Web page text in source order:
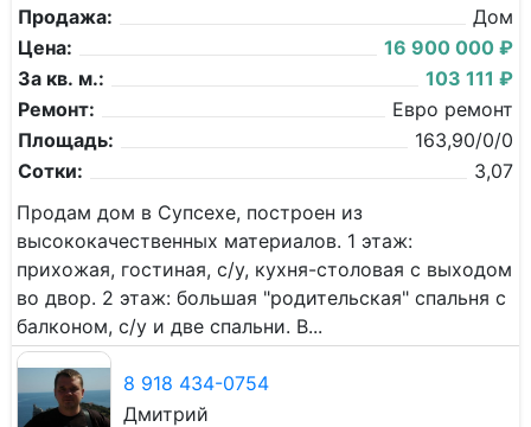
Продажа:
Дом
Цена:
16 900 000 ₽
За кв. м.:
103 111 ₽
Ремонт:
Евро ремонт
Площадь:
163,90/0/0
Сотки:
3,07
Продам дом в Супсехе, построен из
высококачественных материалов. 1 этаж:
прихожая, гостиная, с/у, кухня-столовая с выходом
во двор. 2 этаж: большая "родительская" спальня с
балконом, с/у и две спальни. В...
8 918 434-0754
Дмитрий